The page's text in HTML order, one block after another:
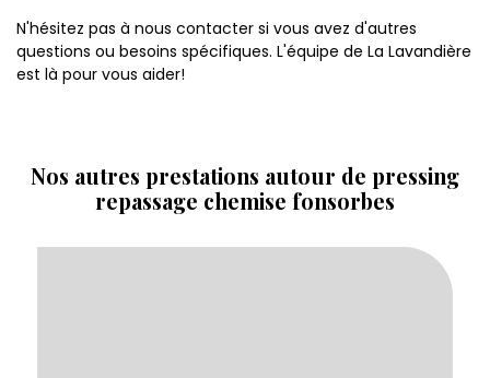
N'hésitez pas à nous contacter si vous avez d'autres
questions ou besoins spécifiques. L'équipe de La Lavandière
est là pour vous aider!
Nos autres prestations autour de pressing
repassage chemise fonsorbes